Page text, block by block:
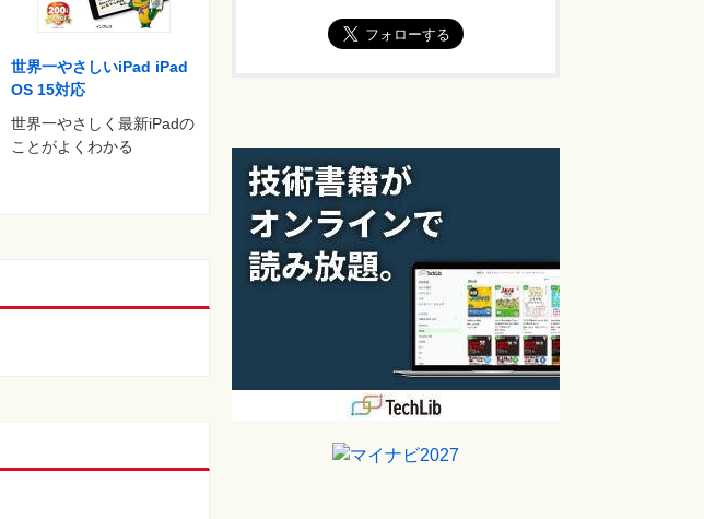
世界一やさしいiPad iPad
OS 15対応
世界一やさしく最新iPadの
ことがよくわかる